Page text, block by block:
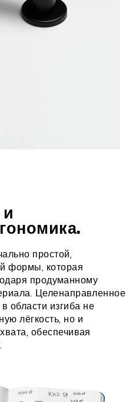
простой,
формы, которая
продуманному
Целенаправленное
области изгиба не
лёгкость, но и
обеспечивая